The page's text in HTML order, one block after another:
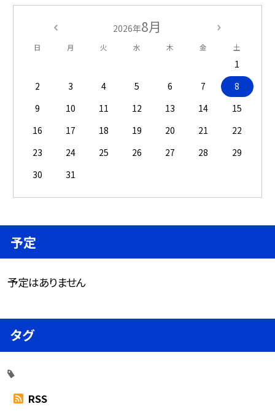
2026年8月
日 月 火 水 木 金 土
1
2
3 4 5 6 7
8
9
10 11 12 13 14
15
16
17 18 19 20 21
22
23
24 25 26 27 28
29
30
31
予定
予定はありません
タグ
RSS